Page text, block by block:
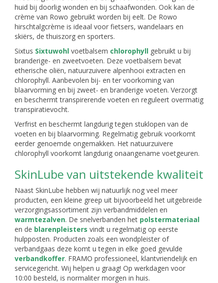
huid bij doorlig wonden en bij schaafwonden. Ook kan de
crème van Rowo gebruikt worden bij eelt. De Rowo
hirschtalgcrème is ideaal voor fietsers, wandelaars en
skiërs, de thuiszorg en sporters.
Sixtus Sixtuwohl voetbalsem chlorophyll gebruikt u bij
branderige- en zweetvoeten. Deze voetbalsem bevat
etherische oliën, natuurzuivere alpenhooi extracten en
chlorophyll. Aanbevolen bij- en ter voorkoming van
blaarvorming en bij zweet- en branderige voeten. Verzorgt
en beschermt transpirerende voeten en reguleert overmatig
transpiratievocht.
Verfrist en beschermt langdurig tegen stuklopen van de
voeten en bij blaarvorming. Regelmatig gebruik voorkomt
eerder genoemde ongemakken. Het natuurzuivere
chlorophyll voorkomt langdurig onaangename voetgeuren.
SkinLube van uitstekende kwaliteit
Naast SkinLube hebben wij natuurlijk nog veel meer
producten, een kleine greep uit bijvoorbeeld het uitgebreide
verzorgingsassortiment zijn verbandmiddelen en
warmtezalven. De snelverbanden het polstermateriaal
en de blarenpleisters vindt u regelmatig op eerste
hulpposten. Producten zoals een wondpleister of
verbandgaas deze komt u tegen in elke goed gevulde
verbandkoffer. FRAMO professioneel, klantvriendelijk en
servicegericht. Wij helpen u graag! Op werkdagen voor
10:00 besteld, is normaliter morgen in huis.